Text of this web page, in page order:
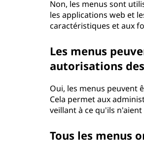
Non, les menus sont
les applications web et
caractéristiques et aux
Les menus
autorisations
Oui, les menus peuvent
Cela permet aux
veillant à ce qu'ils
Tous les menus